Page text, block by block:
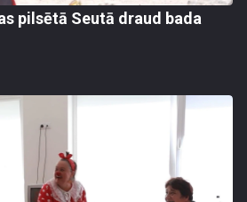
pilsētā Seutā draud bada